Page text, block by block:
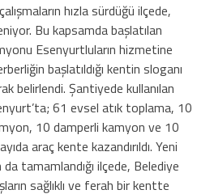
hızla sürdüğü ilçede,
Bu kapsamda başlatılan
Esenyurtluların hizmetine
başlatıldığı kentin sloganı
belirlendi. Şantiyede kullanılan
61 evsel atık toplama, 10
10 damperli kamyon ve 10
araç kente kazandırıldı. Yeni
da tamamlandığı ilçede, Belediye
sağlıklı ve ferah bir kentte